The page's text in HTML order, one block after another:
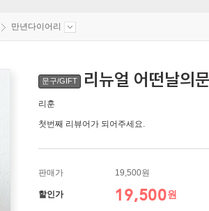
만년다이어리
문구/GIFT 리뉴얼 어떤날의
리훈
첫번째 리뷰어가 되어주세요.
판매가 19,500원
할인가 19,500원